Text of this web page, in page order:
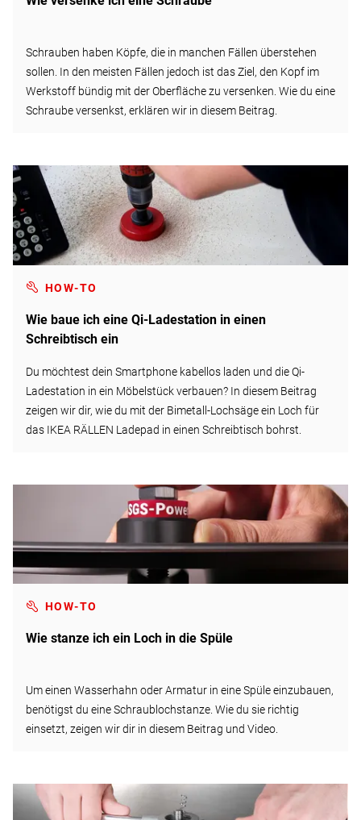
Schrauben haben Köpfe, die in manchen Fällen überstehen
sollen. In den meisten Fällen jedoch ist das Ziel, den Kopf im
Werkstoff bündig mit der Oberfläche zu versenken. Wie du eine
Schraube versenkst, erklären wir in diesem Beitrag.
HOW-TO
Wie baue ich eine Qi-Ladestation in einen
Schreibtisch ein
Du möchtest dein Smartphone kabellos laden und die Qi-
Ladestation in ein Möbelstück verbauen? In diesem Beitrag
zeigen wir dir, wie du mit der Bimetall-Lochsäge ein Loch für
das IKEA RÄLLEN Ladepad in einen Schreibtisch bohrst.
HOW-TO
Wie stanze ich ein Loch in die Spüle
Um einen Wasserhahn oder Armatur in eine Spüle einzubauen,
benötigst du eine Schraublochstanze. Wie du sie richtig
einsetzt, zeigen wir dir in diesem Beitrag und Video.